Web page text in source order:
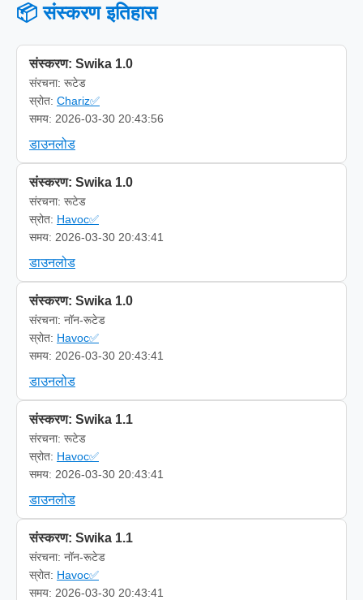
📦 संस्करण इतिहास
संस्करण: Swika 1.0
संरचना: रूटेड
स्रोत: Chariz✅
समय: 2026-03-30 20:43:56
डाउनलोड
संस्करण: Swika 1.0
संरचना: रूटेड
स्रोत: Havoc✅
समय: 2026-03-30 20:43:41
डाउनलोड
संस्करण: Swika 1.0
संरचना: नॉन-रूटेड
स्रोत: Havoc✅
समय: 2026-03-30 20:43:41
डाउनलोड
संस्करण: Swika 1.1
संरचना: रूटेड
स्रोत: Havoc✅
समय: 2026-03-30 20:43:41
डाउनलोड
संस्करण: Swika 1.1
संरचना: नॉन-रूटेड
स्रोत: Havoc✅
समय: 2026-03-30 20:43:41